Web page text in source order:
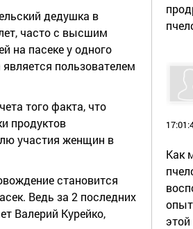
дедушка в
часто с высшим
на пасеке у одного
пользователем
того факта, что
продуктов
участия женщин в
становится
Ведь за 2 последних
Валерий Курейко,
Как